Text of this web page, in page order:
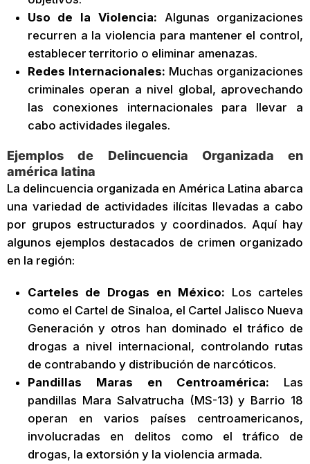
Uso de la Violencia: Algunas organizaciones
recurren a la violencia para mantener el control,
establecer territorio o eliminar amenazas.
Redes Internacionales: Muchas organizaciones
criminales operan a nivel global, aprovechando
las conexiones internacionales para llevar a
cabo actividades ilegales.
Ejemplos de Delincuencia Organizada en
américa latina
La delincuencia organizada en América Latina abarca
una variedad de actividades ilícitas llevadas a cabo
por grupos estructurados y coordinados. Aquí hay
algunos ejemplos destacados de crimen organizado
en la región:
Carteles de Drogas en México: Los carteles
como el Cartel de Sinaloa, el Cartel Jalisco Nueva
Generación y otros han dominado el tráfico de
drogas a nivel internacional, controlando rutas
de contrabando y distribución de narcóticos.
Pandillas Maras en Centroamérica: Las
pandillas Mara Salvatrucha (MS-13) y Barrio 18
operan en varios países centroamericanos,
involucradas en delitos como el tráfico de
drogas, la extorsión y la violencia armada.